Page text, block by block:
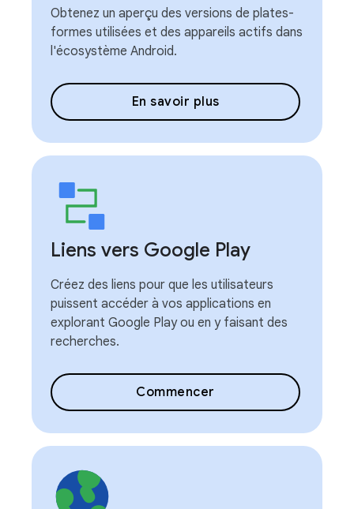
Obtenez un aperçu des versions de plates-
formes utilisées et des appareils actifs dans
l'écosystème Android.
En savoir plus
Liens vers Google Play
Créez des liens pour que les utilisateurs
puissent accéder à vos applications en
explorant Google Play ou en y faisant des
recherches.
Commencer